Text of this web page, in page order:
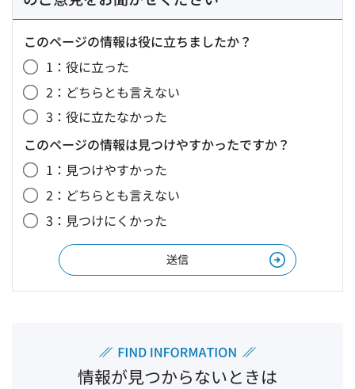
このページの情報は役に立ちましたか？
1：役に立った
2：どちらとも言えない
3：役に立たなかった
このページの情報は見つけやすかったですか？
1：見つけやすかった
2：どちらとも言えない
3：見つけにくかった
情報が見つからないときは